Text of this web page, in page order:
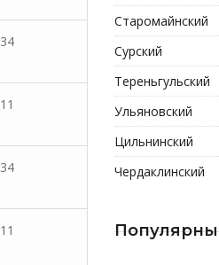
34
11
34
11
Старомайнский
Сурский
Тереньгульский
Ульяновский
Цильнинский
Чердаклинский